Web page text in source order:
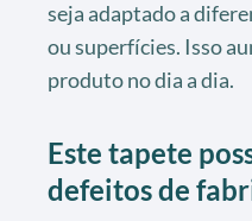
seja adaptado a
ou superfícies. Isso
produto no dia a dia.
Este tapete
defeitos de